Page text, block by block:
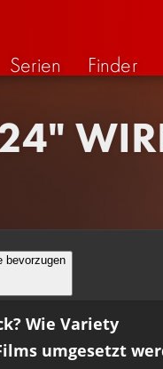
Serien Finder
bevorzugen
Wie Variety
umgesetzt